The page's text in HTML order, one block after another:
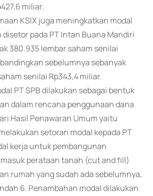
miliar.
KSIX juga meningkatkan modal
pada PT Intan Buana Mandiri
380.935 lembar saham senilai
sebelumnya sebanyak
senilai Rp343,4 miliar.
PT SPB dilakukan sebagai bentuk
dalam rencana penggunaan dana
Hasil Penawaran Umum yaitu
setoran modal kepada PT
kerja untuk pembangunan
perataan tanah (cut and fill)
rumah yang sudah ada sebelumnya,
6. Penambahan modal dilakukan